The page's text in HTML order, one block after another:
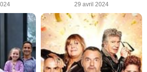
29 avril 2024